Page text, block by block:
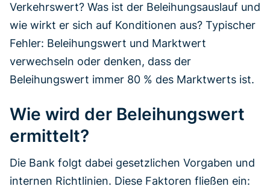
Verkehrswert? Was ist der Beleihungsauslauf und
wie wirkt er sich auf Konditionen aus? Typischer
Fehler: Beleihungswert und Marktwert
verwechseln oder denken, dass der
Beleihungswert immer 80 % des Marktwerts ist.
Wie wird der Beleihungswert
ermittelt?
Die Bank folgt dabei gesetzlichen Vorgaben und
internen Richtlinien. Diese Faktoren fließen ein: